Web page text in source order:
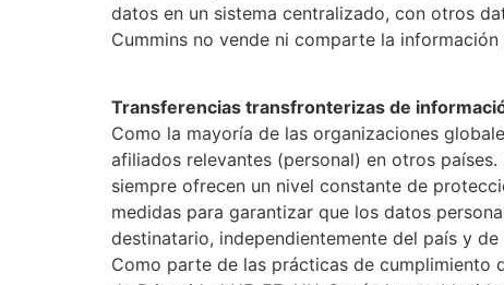
datos en un sistema centralizado, con otros
Cummins no vende ni comparte la
Transferencias transfronterizas de
Como la mayoría de las organizaciones
afiliados relevantes (personal) en otros
siempre ofrecen un nivel constante de
medidas para garantizar que los datos
destinatario, independientemente del país y
Como parte de las prácticas de cumplimiento